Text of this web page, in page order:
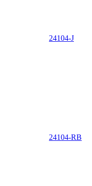
24104-J
24104-RB